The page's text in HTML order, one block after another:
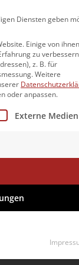
zurDiensten geben
Einige von
zu
z. B. für
Weitere
oder anpassen.
Externe Medien